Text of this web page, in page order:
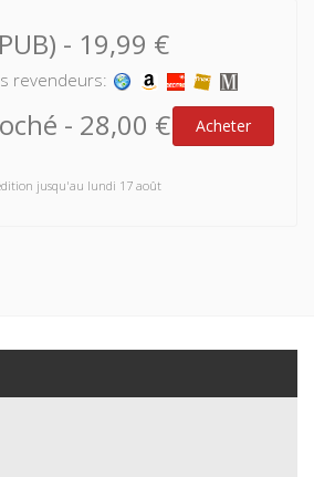
- 19,99 €
revendeurs:
- 28,00 € Acheter
jusqu'au lundi 17 août